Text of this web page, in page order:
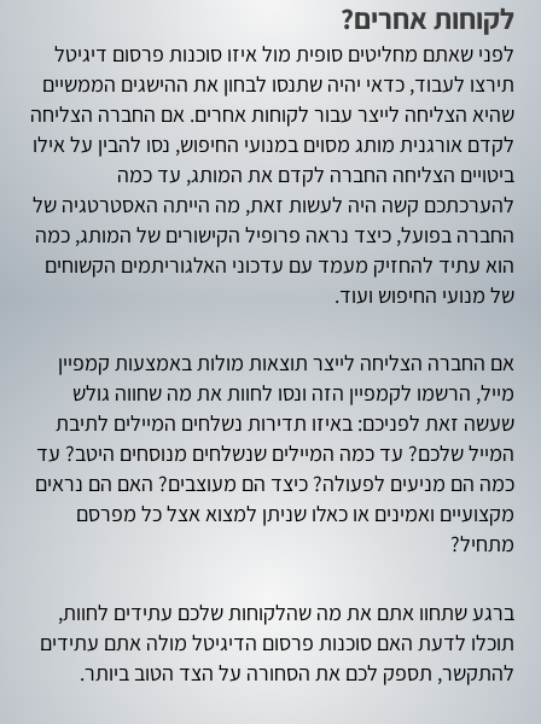
לקוחות אחרים?
לפני שאתם מחליטים סופית מול איזו סוכנות פרסום דיגיטל
תירצו לעבוד, כדאי יהיה שתנסו לבחון את ההישגים הממשיים
שהיא הצליחה לייצר עבור לקוחות אחרים. אם החברה הצליחה
לקדם אורגנית מותג מסוים במנועי החיפוש, נסו להבין על אילו
ביטויים הצליחה החברה לקדם את המותג, עד כמה
להערכתכם קשה היה לעשות זאת, מה הייתה האסטרטגיה של
החברה בפועל, כיצד נראה פרופיל הקישורים של המותג, כמה
הוא עתיד להחזיק מעמד עם עדכוני האלגוריתמים הקשוחים
של מנועי החיפוש ועוד.
אם החברה הצליחה לייצר תוצאות מולות באמצעות קמפיין
מייל, הרשמו לקמפיין הזה ונסו לחוות את מה שחווה גולש
שעשה זאת לפניכם: באיזו תדירות נשלחים המיילים לתיבת
המייל שלכם? עד כמה המיילים שנשלחים מנוסחים היטב? עד
כמה הם מניעים לפעולה? כיצד הם מעוצבים? האם הם נראים
מקצועיים ואמינים או כאלו שניתן למצוא אצל כל מפרסם
מתחיל?
ברגע שתחוו אתם את מה שהלקוחות שלכם עתידים לחוות,
תוכלו לדעת האם סוכנות פרסום הדיגיטל מולה אתם עתידים
להתקשר, תספק לכם את הסחורה על הצד הטוב ביותר.